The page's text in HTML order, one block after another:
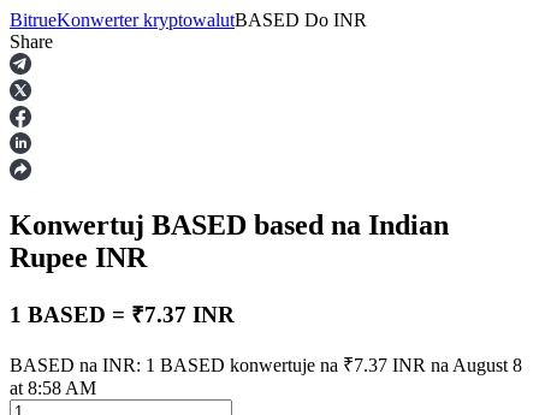
Kontrakty terminowe
Kontrakty terminowe na USDT
Kontrakty futures wykorzystujące USDT jako zabezpieczenie
BitrueKonwerter kryptowalutBASED Do INR
Share
Konwertuj BASED based na Indian
Rupee INR
1 BASED = ₹7.37 INR
BASED na INR: 1 BASED konwertuje na ₹7.37 INR na August 8
at 8:58 AM